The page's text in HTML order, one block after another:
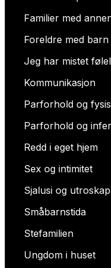
Familier med
Foreldre med
Jeg har mistet
Kommunikasjon
Parforhold og
Parforhold og
Redd i eget hjem
Sex og intimitet
Sjalusi og utroskap
Småbarnstida
Stefamilien
Ungdom i huset